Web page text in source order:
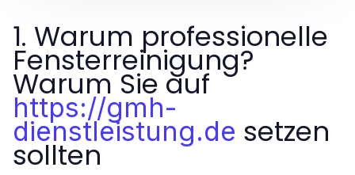
1. Warum professionelle
Fensterreinigung?
Warum Sie auf
https://gmh-
dienstleistung.de setzen
sollten